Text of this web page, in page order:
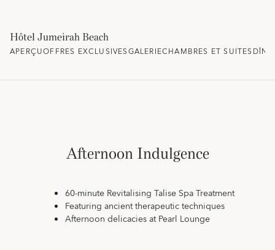
Hôtel Jumeirah Beach
APERÇUOFFRES EXCLUSIVESGALERIECHAMBRES ET SUITES
Afternoon Indulgence
60-minute Revitalising Talise Spa Treatment
Featuring ancient therapeutic techniques
Afternoon delicacies at Pearl Lounge